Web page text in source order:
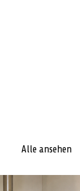
Alle ansehen